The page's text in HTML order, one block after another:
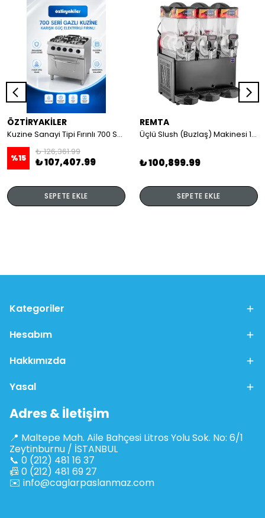
ÖZTİRYAKİLER
Kuzine Sanayi Tipi Fırınlı 700 Seri Gazlı 4 Açık Ateş 80x70x85 (Lp)-2X6Kw+2X7,5Kw+6Kw Elektrikli Fırın
%15
₺ 126,361.99
₺ 107,407.99
SEPETE EKLE
REMTA
Üçlü Slush (Buzlaş) Makinesi 12+12+12 lt
₺ 100,899.99
SEPETE EKLE
Kategoriler
Hesabım
Hakkımızda
Yasal
Adres & İletişim
📍 Maltepe Mah. Aile Bahçesi Litros Yolu Sok. No: 6/1
Zeytinburnu / İSTANBUL
📞 0 (212) 481 16 37
📠 0 (212) 481 69 27
✉️ info@caglarpaslanmaz.com